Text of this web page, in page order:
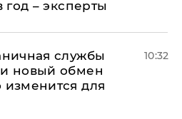
год – эксперты
службы
новый обмен
для
10:32